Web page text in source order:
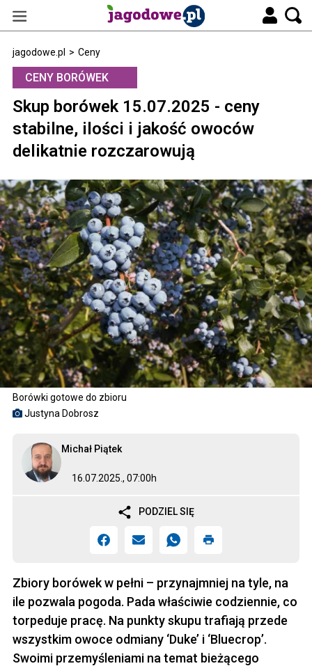
jagodowe.pl > Ceny
Borówki gotowe do zbioru
Justyna Dobrosz
CENY BORÓWEK
Skup borówek 15.07.2025 - ceny
stabilne, ilości i jakość owoców
delikatnie rozczarowują
16.07.2025., 07:00h
Michał Piątek
PODZIEL SIĘ
Zbiory borówek w pełni – przynajmniej na tyle, na
ile pozwala pogoda. Pada właściwie codziennie, co
torpeduje pracę. Na punkty skupu trafiają przede
wszystkim owoce odmiany ‘Duke’ i ‘Bluecrop’.
Swoimi przemyśleniami na temat bieżącego